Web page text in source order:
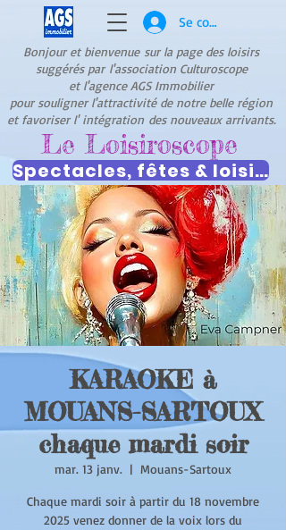
Se connecter
Bonjour et bienvenue sur la page des loisirs
suggérés parl'association Culturoscope
et l'agence AGS Immobilier
pour souligner l'attractivité de notre belle région
et favoriser l' intégration des nouveaux arrivants.
Le Loisiroscope
Spectacles, fêtes & loisirs
KARAOKE à
MOUANS-SARTOUX
chaque mardi soir
mar. 13 janv.
  |
Mouans-Sartoux
Chaque mardi soir à partir du 18 novembre
2025 venez donner de la voix lors du